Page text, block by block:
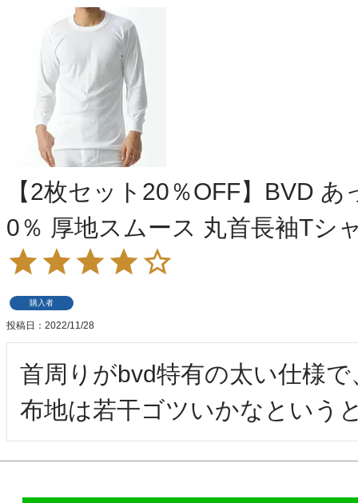
【2枚セット20％OFF】BVD
0％ 厚地スムース 丸首長袖Tシ
購入者
投稿日 2022/11/28
首周りがbvd特有の太い仕様
布地は若干ゴツいかなという